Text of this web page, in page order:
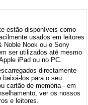
estão disponíveis como
usados ​​em leitores
Noble Nook ou o Sony
ser utilizados até mesmo
iPad ou no PC.
directamente
los para o seu
cartão de memória - em
ver os nossos
e leitores.